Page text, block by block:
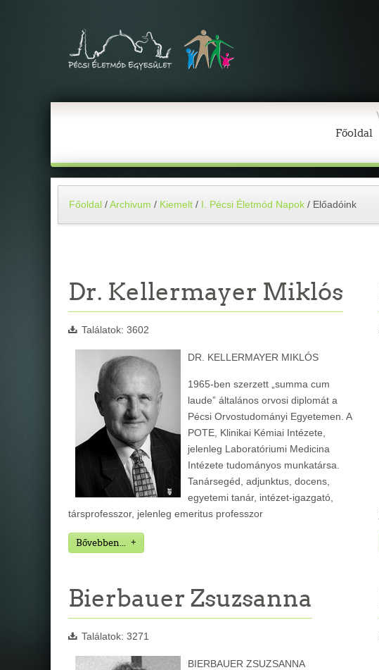
Főoldal
Főoldal /Archivum / Kiemelt / I. Pécsi Életmód Napok / Előadóink
Dr. Kellermayer Miklós
Találatok: 3602
DR. KELLERMAYER MIKLÓS
1965-ben szerzett „summa cum
laude” általános orvosi diplomát a
Pécsi Orvostudományi Egyetemen. A
POTE, Klinikai Kémiai Intézete,
jelenleg Laboratóriumi Medicina
Intézete tudományos munkatársa.
Tanársegéd, adjunktus, docens,
egyetemi tanár, intézet-igazgató,
társprofesszor, jelenleg emeritus professzor
Bővebben...
Bierbauer Zsuzsanna
Találatok: 3271
BIERBAUER ZSUZSANNA